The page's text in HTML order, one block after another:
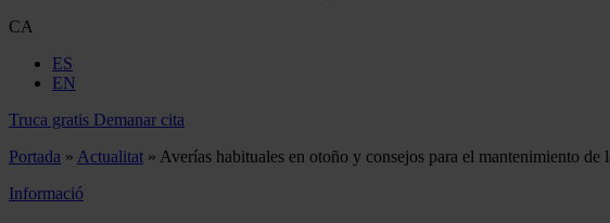
CA
ES
EN
Truca gratis Demanar cita
Portada » Actualitat » Averías habituales en otoño y consejos para el mantenimiento de
Informació